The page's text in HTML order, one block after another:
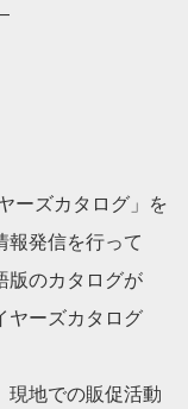
ーズカタログ」を
報発信を行って
版のカタログが
ヤーズカタログ
現地での販促活動